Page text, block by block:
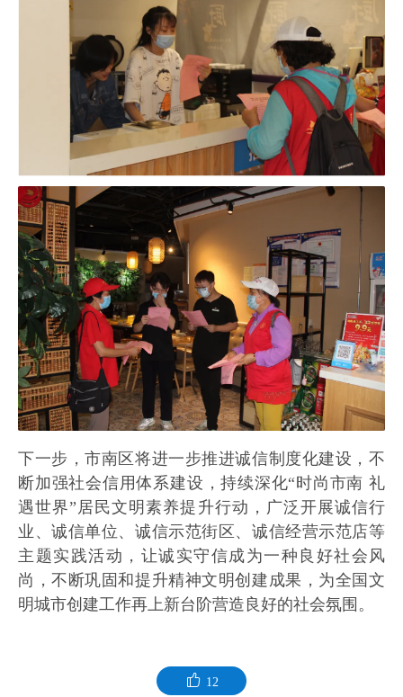
下一步，市南区将进一步推进诚信制度化建设，不
断加强社会信用体系建设，持续深化“时尚市南 礼
遇世界”居民文明素养提升行动，广泛开展诚信行
业、诚信单位、诚信示范街区、诚信经营示范店等
主题实践活动，让诚实守信成为一种良好社会风
尚，不断巩固和提升精神文明创建成果，为全国文
明城市创建工作再上新台阶营造良好的社会氛围。
12